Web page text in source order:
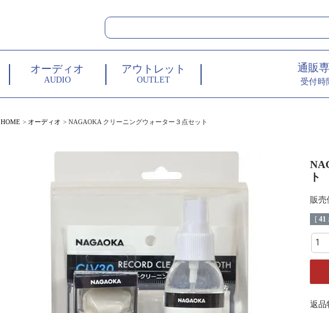
オーディオ
AUDIO
アウトレット
OUTLET
通販
受付時
HOME オーディオ NAGAOKA クリーニングウォーター３点セット
ト
販売
[ 41
返品